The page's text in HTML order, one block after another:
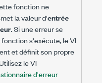
fonction ne
la valeur d'entrée
. Si une erreur se
s'exécute, le VI
et définit son propre
le VI
d'erreur